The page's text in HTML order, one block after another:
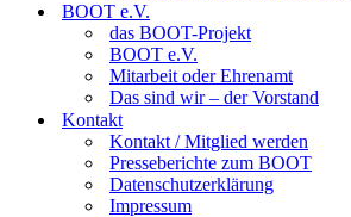
BOOT e.V.
das BOOT-Projekt
BOOT e.V.
Mitarbeit oder Ehrenamt
Das sind wir – der Vorstand
Kontakt
Kontakt / Mitglied werden
Presseberichte zum BOOT
Datenschutzerklärung
Impressum